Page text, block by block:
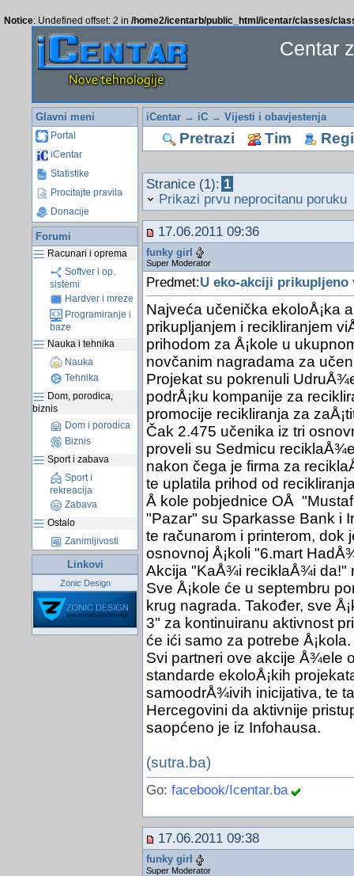
Notice: Undefined offset: 2 in /home2/icentarb/public_html/icentar/classes/
Centar
Glavni meni
Portal
iCentar
Statistike
Procitajte pravila
Donacije
Forumi
Racunari i oprema
Softver i op.
sistemi
Hardver i mreze
Programiranje i
baze
Nauka i tehnika
Nauka
Tehnika
Dom, porodica,
biznis
Dom i porodica
Biznis
Sport i zabava
Sport i
rekreacija
Zabava
Ostalo
Zanimljivosti
Linkovi
Zonic Design
iCentar→ iC→ Vijesti i obavjestenja
Pretrazi Tim
Stranice (1): 1
Prikazi prvu neprocitanu poruku
17.06.2011 09:36
funky girl
Super Moderator
Predmet:U eko-akciji prikupljeno
Najveća učenička ekoloÅ¡ka
prikupljanjem i recikliranjem
prihodom za Å¡kole u
novčanim nagradama za
Projekat su pokrenuli
podrÅ¡ku kompanije za
promocije recikliranja za
Čak 2.475 učenika iz tri
proveli su Sedmicu
nakon čega je firma za
te uplatila prihod od
Å kole pobjednice OÅ
"Pazar" su Sparkasse Bank i
te računarom i printerom, dok
osnovnoj Å¡koli "6.mart
Akcija "KaÅ¾i reciklaÅ¾i da!"
Sve Å¡kole će u septembru
krug nagrada. Također, sve
3" za kontinuiranu aktivnost
će ići samo za potrebe Å¡kola.
Svi partneri ove akcije Å¾ele
standarde ekoloÅ¡kih
samoodrÅ¾ivih inicijativa, te
Hercegovini da aktivnije
saopćeno je iz Infohausa.
(sutra.ba)
Go: facebook/Icentar.ba
17.06.2011 09:38
funky girl
Super Moderator